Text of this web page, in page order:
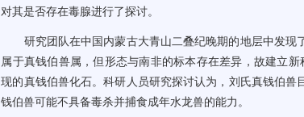
对其是否存在毒腺进行了探讨。
研究团队在中国内蒙古大青山二叠纪晚期的地层中发现
属于真钱伯兽属，但形态与南非的标本存在差异， 故建立新
现的真钱伯兽化石。科研人员研究探讨认为 ， 刘氏真钱伯兽
钱伯兽可能不具备毒杀并捕食成年水龙兽的能力。